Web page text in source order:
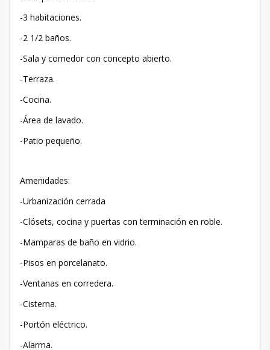
-3 habitaciones.
-2 1/2 baños.
-Sala y comedor con concepto abierto.
-Terraza.
-Cocina.
-Área de lavado.
-Patio pequeño.
Amenidades:
-Urbanización cerrada
-Clósets, cocina y puertas con terminación en roble.
-Mamparas de baño en vidrio.
-Pisos en porcelanato.
-Ventanas en corredera.
-Cisterna.
-Portón eléctrico.
-Alarma.